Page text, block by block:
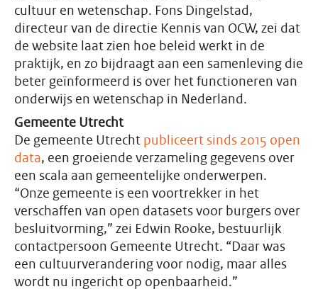
cultuur en wetenschap. Fons Dingelstad,
directeur van de directie Kennis van OCW, zei dat
de website laat zien hoe beleid werkt in de
praktijk, en zo bijdraagt aan een samenleving die
beter geïnformeerd is over het functioneren van
onderwijs en wetenschap in Nederland.
Gemeente Utrecht
De gemeente Utrecht publiceert sinds 2015 open
data, een groeiende verzameling gegevens over
een scala aan gemeentelijke onderwerpen.
“Onze gemeente is een voortrekker in het
verschaffen van open datasets voor burgers over
besluitvorming,” zei Edwin Rooke, bestuurlijk
contactpersoon Gemeente Utrecht. “Daar was
een cultuurverandering voor nodig, maar alles
wordt nu ingericht op openbaarheid.”